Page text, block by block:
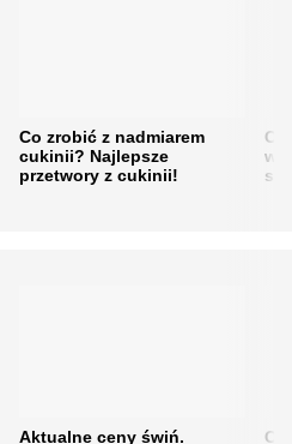
Co zrobić z nadmiarem
cukinii? Najlepsze
przetwory z cukinii!
w
Aktualne ceny świń.